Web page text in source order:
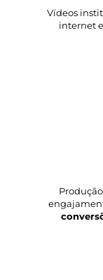
Vídeos
internet